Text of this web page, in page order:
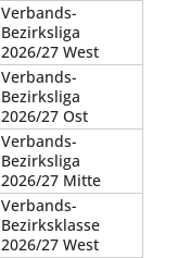
Verbands-
Bezirksliga
2026/27 West
Verbands-
Bezirksliga
2026/27 Ost
Verbands-
Bezirksliga
2026/27 Mitte
Verbands-
Bezirksklasse
2026/27 West